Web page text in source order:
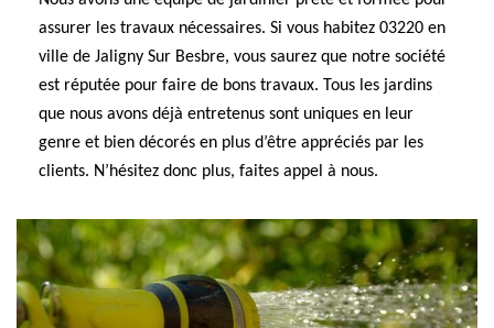
assurer les travaux nécessaires. Si vous habitez 03220 en
ville de Jaligny Sur Besbre, vous saurez que notre société
est réputée pour faire de bons travaux. Tous les jardins
que nous avons déjà entretenus sont uniques en leur
genre et bien décorés en plus d’être appréciés par les
clients. N’hésitez donc plus, faites appel à nous.